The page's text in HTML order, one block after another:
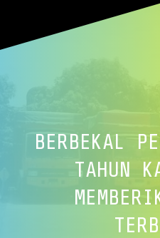
BERBEKAL
TAHUN